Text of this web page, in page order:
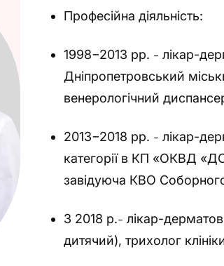
Професійна діяльність:
1998−2013 рр. – лікар-
Дніпропетровський
венерологічний
2013−2018 рр. – лікар-
категорії в КП «ОКВД
завідуюча КВО
З 2018 р.– лікар-
дитячий), трихолог